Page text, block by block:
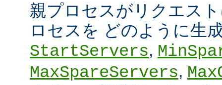
親プロセスがリクエス
ロセスを どのように生
StartServers,
MaxSpareServers,